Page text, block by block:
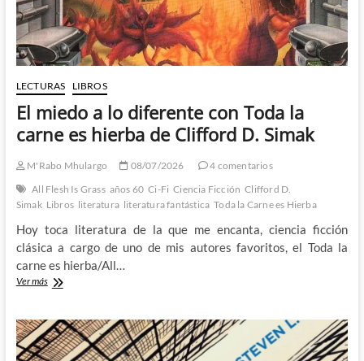
LECTURAS LIBROS
El miedo a lo diferente con Toda la
carne es hierba de Clifford D. Simak
M'Rabo Mhulargo 08/07/2026
4 comentarios
All Flesh Is Grass años 60 Ci-Fi Ciencia Ficción Clifford D.
Simak Libros literatura literatura fantástica Toda la Carne es Hierba
Hoy toca literatura de la que me encanta, ciencia ficción
clásica a cargo de uno de mis autores favoritos, el Toda la
carne es hierba/All…
Ver másEl
lo
diferente
con